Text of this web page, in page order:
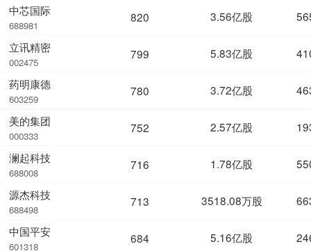
中芯国际
688981
立讯精密
002475
药明康德
603259
美的集团
000333
澜起科技
688008
源杰科技
688498
中国平安
601318
820 3.56亿股
799 5.83亿股
780 3.72亿股
752 2.57亿股
716 1.78亿股
713 3518.08万股
684 5.16亿股